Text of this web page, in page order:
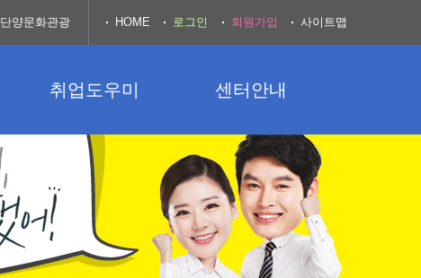
취업도우미 센터안내
단양문화관광 HOME 로그인 회원가입 사이트맵